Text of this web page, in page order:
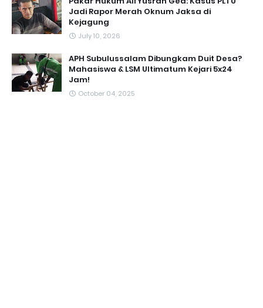
Jadi Rapor Merah Oknum Jaksa di
Kejagung
July 10, 2026
APH Subulussalam Dibungkam Duit Desa?
Mahasiswa & LSM Ultimatum Kejari 5x24
Jam!
October 04, 2025